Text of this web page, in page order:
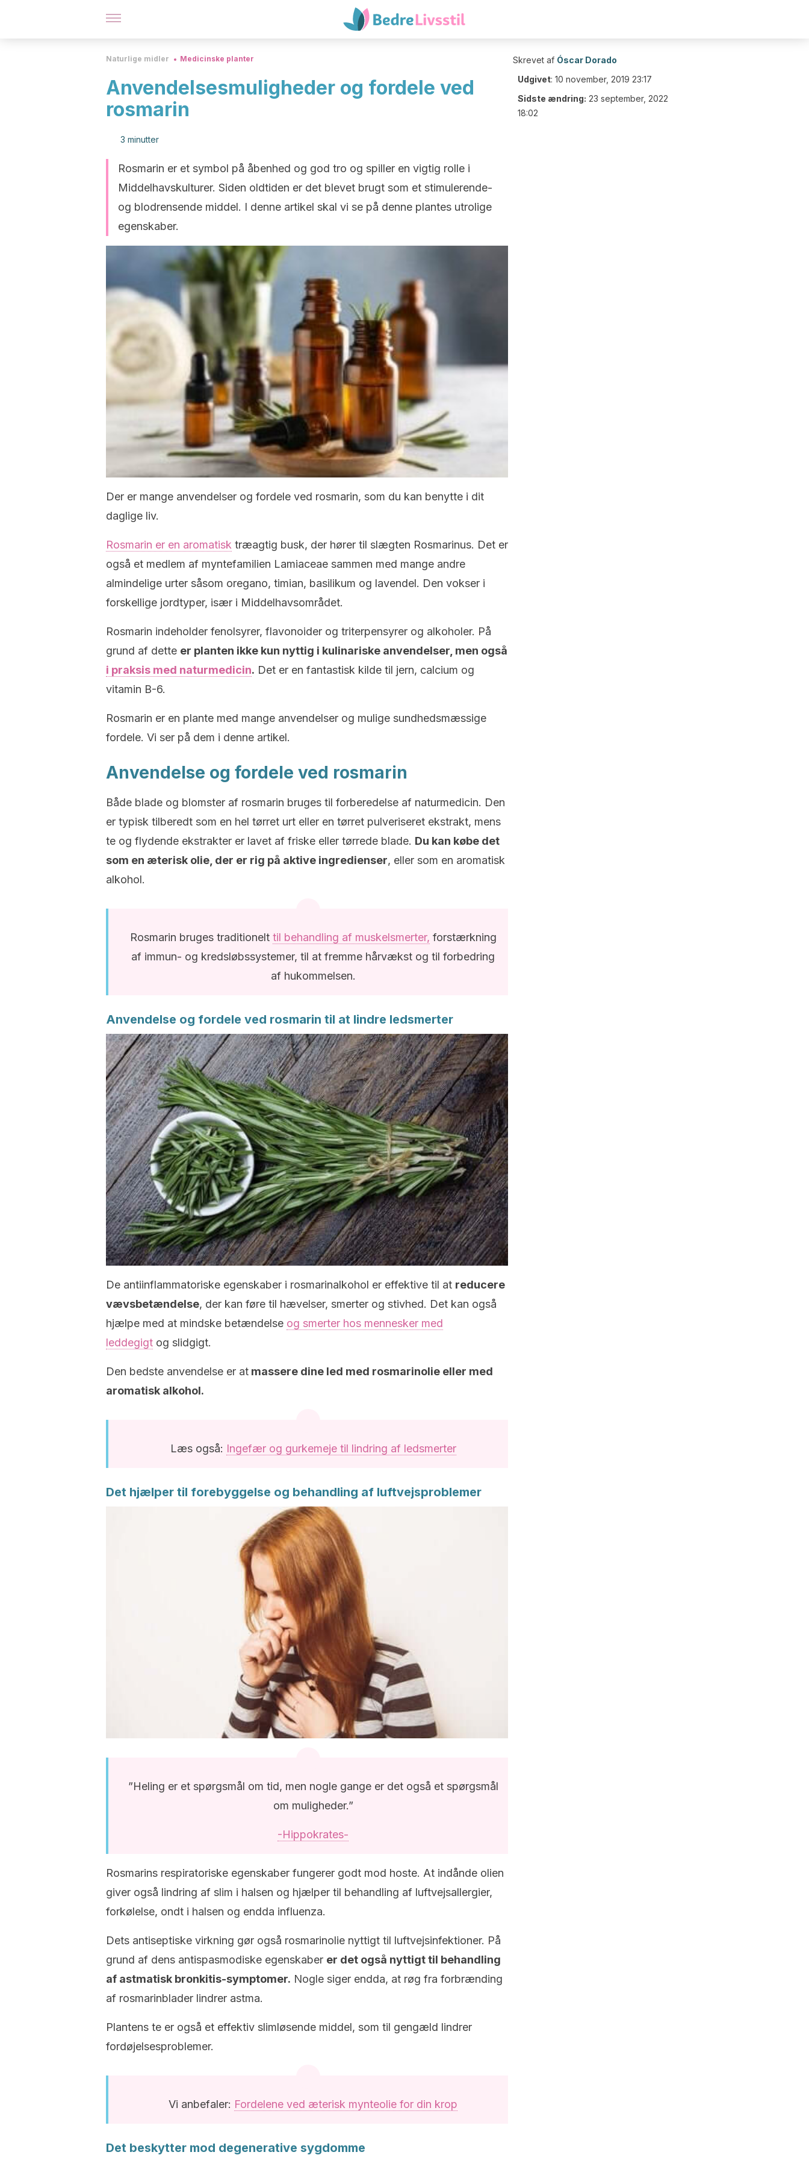
Naturlige midler Medicinske planter
Anvendelsesmuligheder og fordele ved
rosmarin
3 minutter
Rosmarin er et symbol på åbenhed og god tro og spiller en vigtig rolle i
Middelhavskulturer. Siden oldtiden er det blevet brugt som et stimulerende-
og blodrensende middel. I denne artikel skal vi se på denne plantes utrolige
egenskaber.
Der er mange anvendelser og fordele ved rosmarin, som du kan benytte i dit
daglige liv.
Rosmarin er en aromatisk træagtig busk, der hører til slægten Rosmarinus. Det er
også et medlem af myntefamilien Lamiaceae sammen med mange andre
almindelige urter såsom oregano, timian, basilikum og lavendel. Den vokser i
forskellige jordtyper, især i Middelhavsområdet.
Rosmarin indeholder fenolsyrer, flavonoider og triterpensyrer og alkoholer. På
grund af dette er planten ikke kun nyttig i kulinariske anvendelser, men også
i praksis med naturmedicin. Det er en fantastisk kilde til jern, calcium og
vitamin B-6.
Rosmarin er en plante med mange anvendelser og mulige sundhedsmæssige
fordele. Vi ser på dem i denne artikel.
Anvendelse og fordele ved rosmarin
Både blade og blomster af rosmarin bruges til forberedelse af naturmedicin. Den
er typisk tilberedt som en hel tørret urt eller en tørret pulveriseret ekstrakt, mens
te og flydende ekstrakter er lavet af friske eller tørrede blade. Du kan købe det
som en æterisk olie, der er rig på aktive ingredienser, eller som en aromatisk
alkohol.
Rosmarin bruges traditionelt til behandling af muskelsmerter, forstærkning
af immun- og kredsløbssystemer, til at fremme hårvækst og til forbedring
af hukommelsen.
Anvendelse og fordele ved rosmarin til at lindre ledsmerter
De antiinflammatoriske egenskaber i rosmarinalkohol er effektive til at reducere
vævsbetændelse, der kan føre til hævelser, smerter og stivhed. Det kan også
hjælpe med at mindske betændelse og smerter hos mennesker med
leddegigt og slidgigt.
Den bedste anvendelse er at massere dine led med rosmarinolie eller med
aromatisk alkohol.
Læs også: Ingefær og gurkemeje til lindring af ledsmerter
Det hjælper til forebyggelse og behandling af luftvejsproblemer
”Heling er et spørgsmål om tid, men nogle gange er det også et spørgsmål
om muligheder.”
-Hippokrates-
Rosmarins respiratoriske egenskaber fungerer godt mod hoste. At indånde olien
giver også lindring af slim i halsen og hjælper til behandling af luftvejsallergier,
forkølelse, ondt i halsen og endda influenza.
Dets antiseptiske virkning gør også rosmarinolie nyttigt til luftvejsinfektioner. På
grund af dens antispasmodiske egenskaber er det også nyttigt til behandling
af astmatisk bronkitis-symptomer. Nogle siger endda, at røg fra forbrænding
af rosmarinblader lindrer astma.
Plantens te er også et effektiv slimløsende middel, som til gengæld lindrer
fordøjelsesproblemer.
Vi anbefaler: Fordelene ved æterisk mynteolie for din krop
Det beskytter mod degenerative sygdomme
Skrevet af Óscar Dorado
Udgivet: 10 november, 2019 23:17
Sidste ændring: 23 september, 2022
18:02